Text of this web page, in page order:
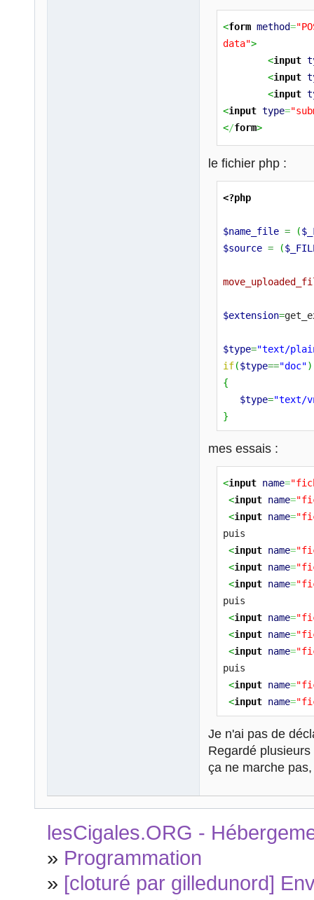
<form method=
data">
<input
<input
<input
<input type=
</form>
le fichier php :
<?php
$name_file = (
$source = (
$extension=
$type="text/
if($type=="doc")
{
$type="text/
}
else if($type==
{
$type="text/
}
$type2= "image/
if($extension==
{
$type2=
}
else if
{
$type2=
}
function
{
$parts =
$last = count
$ext = $parts
{
$header .=
mes essais :
<input name=
<input name=
<input name=
puis
<input name=
<input name=
<input name=
puis
<input name=
<input name=
<input name=
puis
<input name=
<input name=
<input name=
Je n'ai pas de
Regardé
ça ne marche
lesCigales.ORG -
» Programmation
» [cloturé par gilledunord]